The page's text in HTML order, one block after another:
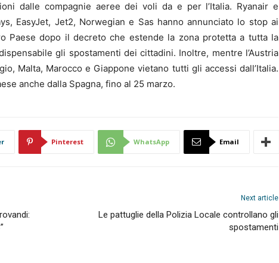
Mantova
dalle compagnie aeree dei voli da e per l’Italia. Ryanair e
EasyJet, Jet2, Norwegian e Sas hanno annunciato lo stop ai
Paese dopo il decreto che estende la zona protetta a tutta la
gli spostamenti dei cittadini. Inoltre, mentre l’Austria
Malta, Marocco e Giappone vietano tutti gli accessi dall’Italia.
anche dalla Spagna, fino al 25 marzo.
Pinterest WhatsApp Email
Next article
Le pattuglie della Polizia Locale controllano gli
spostamenti